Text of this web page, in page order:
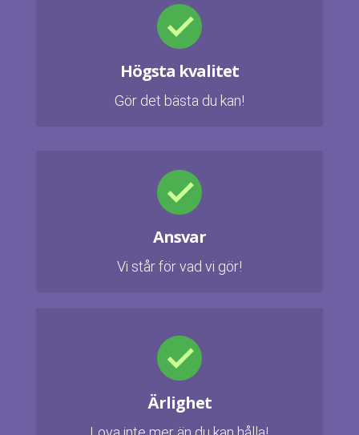
Högsta kvalitet
Gör det bästa du kan!
Ansvar
Vi står för vad vi gör!
Ärlighet